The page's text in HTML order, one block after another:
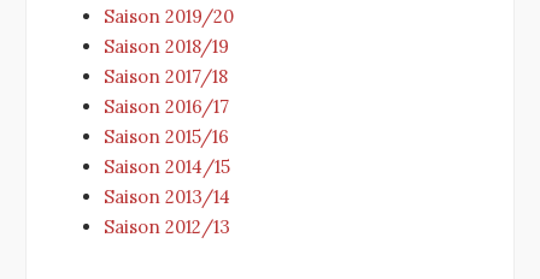
Saison 2019/20
Saison 2018/19
Saison 2017/18
Saison 2016/17
Saison 2015/16
Saison 2014/15
Saison 2013/14
Saison 2012/13